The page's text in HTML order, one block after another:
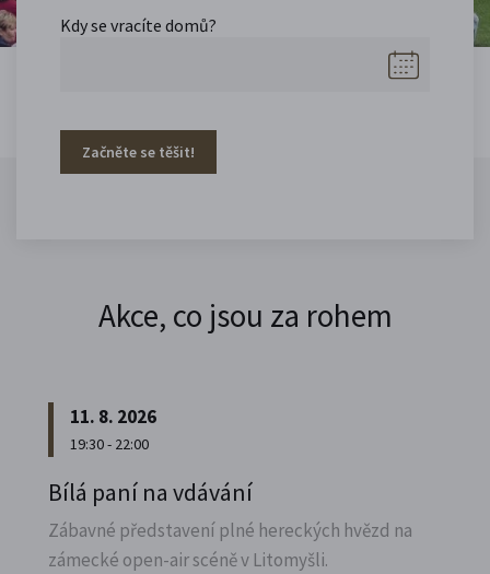
Kdy se vracíte domů?
Začněte se těšit!
Akce, co jsou za rohem
11. 8. 2026
19:30 - 22:00
Bílá paní na vdávání
Zábavné představení plné hereckých hvězd na
zámecké open-air scéně v Litomyšli.